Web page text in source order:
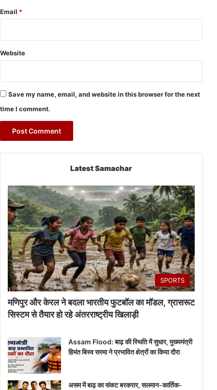
Email *
Website
Save my name, email, and website in this browser for the next
time I comment.
Latest Samachar
SPORTS
मणिपुर और केरल ने बदला भारतीय फुटबॉल का मॉडल, ग्रासरूट
सिस्टम से तैयार हो रहे अंतरराष्ट्रीय खिलाड़ी
Assam Flood: बाढ़ की स्थिति में सुधार, मुख्यमंत्री
हिमंत बिस्व सरमा ने प्रभावित क्षेत्रों का किया दौरा
असम में बाढ़ का संकट बरकरार, सलमान-कार्तिक-